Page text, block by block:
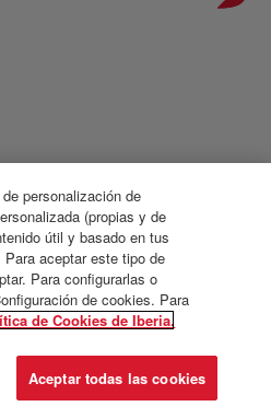
personalización de
(propias y de
útil y basado en tus
aceptar este tipo de
Para configurarlas o
de cookies. Para
de Cookies de Iberia.
Aceptar todas las cookies